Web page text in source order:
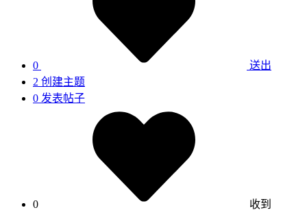
0
送出
2 创建主题
0 发表帖子
0 收到